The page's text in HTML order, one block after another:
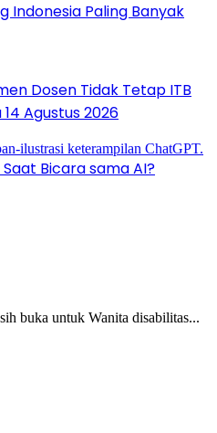
Indonesia Paling Banyak
Dosen Tidak Tetap ITB
Agustus 2026
Bicara sama AI?
buka untuk Wanita disabilitas...